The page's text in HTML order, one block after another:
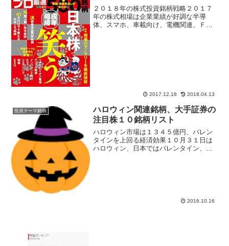
２０１８年の株式投資銘柄戦略２０１７
年の株式相場は企業業績が好調な半導
体、スマホ、車載向け、電機関連、ＦＡ
2017.12.18 2018.04.13
投資テーマ銘柄
ハロウィン関連銘柄、大手証券の
注目株１０銘柄リスト
ハロウィン市場は１３４５億円、バレン
タインを上回る経済効果１０月３１日は
ハロウィン、日本ではバレンタイン、ク
2016.10.16